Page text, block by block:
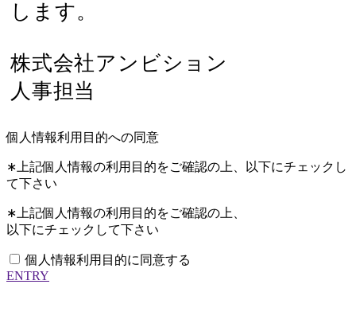
します。
株式会社アンビション
人事担当
個人情報利用目的への同意
∗上記個人情報の利用目的をご確認の上、以下にチェックし
て下さい
∗上記個人情報の利用目的をご確認の上、
以下にチェックして下さい
個人情報利用目的に同意する
ENTRY